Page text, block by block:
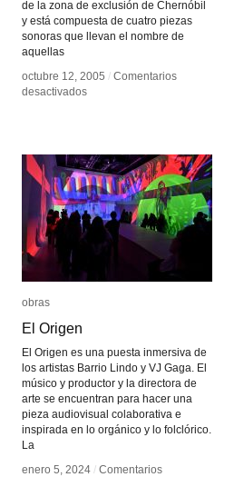
de la zona de exclusión de Chernóbil
y está compuesta de cuatro piezas
sonoras que llevan el nombre de
aquellas
octubre 12, 2005 / Comentarios
desactivadosen
4
Habitaciones
octubre 12, 2005 / Comentarios
desactivadosen
4
Habitaciones
obras
El Origen
El Origen es una puesta inmersiva de
los artistas Barrio Lindo y VJ Gaga. El
músico y productor y la directora de
arte se encuentran para hacer una
pieza audiovisual colaborativa e
inspirada en lo orgánico y lo folclórico.
La
enero 5, 2024 / Comentarios
obras
El Origen
enero 5, 2024 / Comentarios